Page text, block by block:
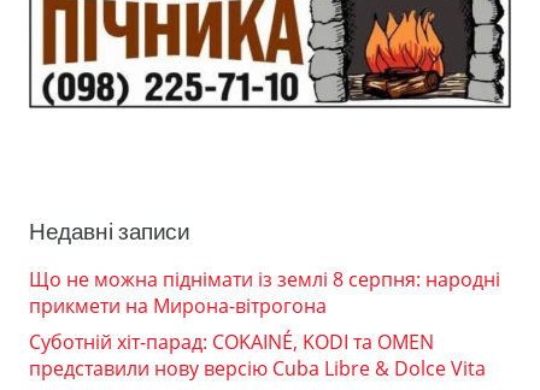
Недавні записи
Що не можна піднімати із землі 8 серпня: народні
прикмети на Мирона-вітрогона
Суботній хіт-парад: COKAINÉ, KODI та OMEN
представили нову версію Cuba Libre & Dolce Vita